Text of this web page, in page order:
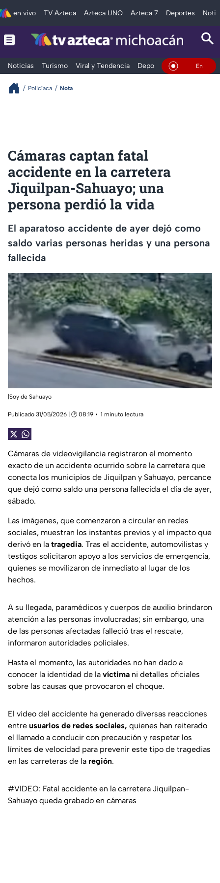
en vivo TV Azteca Azteca UNO Azteca 7 Deportes
Noticias Turismo Viral y Tendencia Deportes Espectáculos
En Vivo
Policíaca Nota
Cámaras captan fatal
accidente en la carretera
Jiquilpan-Sahuayo; una
persona perdió la vida
El aparatoso accidente de ayer dejó como
saldo varias personas heridas y una persona
fallecida
|Soy de Sahuayo
Publicado 31/05/2026 | 🕑 08:19 1 minuto lectura
Cámaras de videovigilancia registraron el momento
exacto de un accidente ocurrido sobre la carretera que
conecta los municipios de Jiquilpan y Sahuayo, percance
que dejó como saldo una persona fallecida el día de ayer,
sábado.
Las imágenes, que comenzaron a circular en redes
sociales, muestran los instantes previos y el impacto que
derivó en la tragedia. Tras el accidente, automovilistas y
testigos solicitaron apoyo a los servicios de emergencia,
quienes se movilizaron de inmediato al lugar de los
hechos.
A su llegada, paramédicos y cuerpos de auxilio brindaron
atención a las personas involucradas; sin embargo, una
de las personas afectadas falleció tras el rescate,
informaron autoridades policiales.
Hasta el momento, las autoridades no han dado a
conocer la identidad de la víctima ni detalles oficiales
sobre las causas que provocaron el choque.
El video del accidente ha generado diversas reacciones
entre usuarios de redes sociales, quienes han reiterado
el llamado a conducir con precaución y respetar los
límites de velocidad para prevenir este tipo de tragedias
en las carreteras de la región.
#VIDEO: Fatal accidente en la carretera Jiquilpan-
Sahuayo queda grabado en cámaras